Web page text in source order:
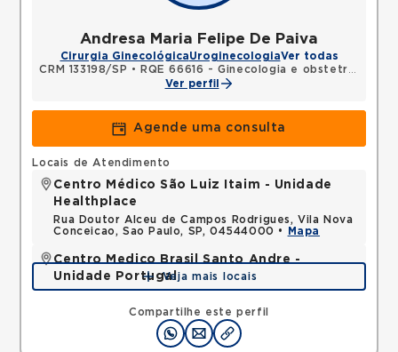
Andresa Maria Felipe De Paiva
Cirurgia GinecológicaUroginecologiaVer todas
CRM 133198/SP •
RQE 66616 - Ginecologia e obstetrícia
Ver perfil
Agende uma consulta
Compartilhe este perfil
Locais de Atendimento
Centro Médico São Luiz Itaim - Unidade
Healthplace
Rua Doutor Alceu de Campos Rodrigues, Vila Nova
Conceicao, Sao Paulo, SP, 04544000 •
Mapa
Centro Medico Brasil Santo Andre -
Unidade Portugal
Avenida Portugal, Centro, Santo Andre, SP,
Mapa
Veja mais locais